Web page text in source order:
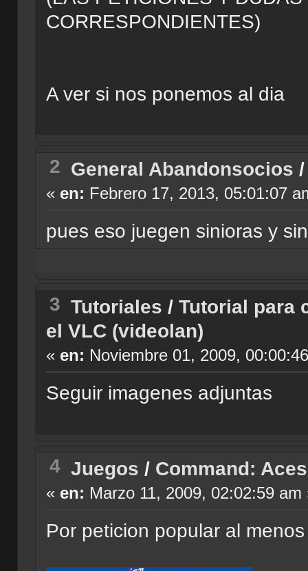
CORRESPONDIENTES)
A ver si nos ponemos al dia
2 General Abandonsocios
« en: Febrero 17, 2013, 05:01:07
pues eso juegen sinioras y
3 Tutoriales / Tutorial para
el VLC (videolan)
« en: Noviembre 01, 2009,
Seguir imagenes adjuntas
4 Juegos / Command:
« en: Marzo 11, 2009, 02:02:59 am
Por peticion popular al